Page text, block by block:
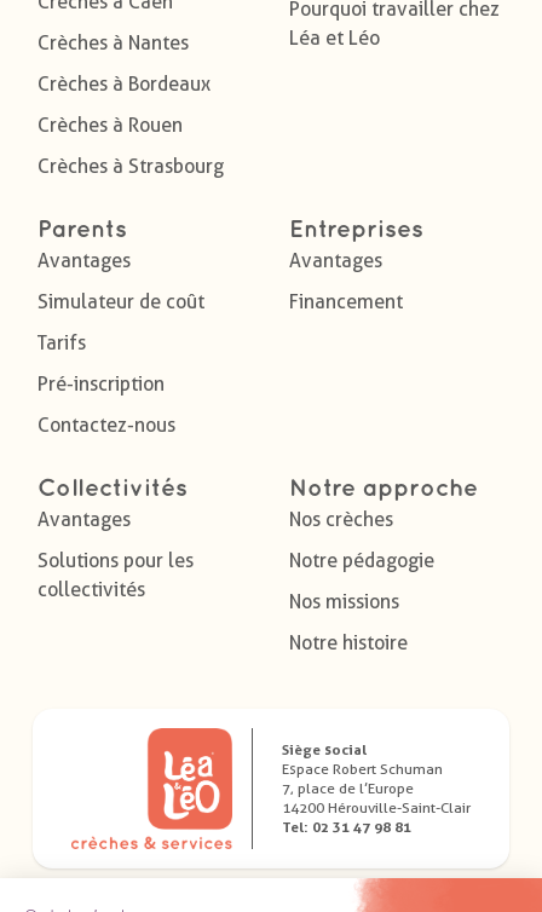
Crèches à Nantes
Crèches à Bordeaux
Crèches à Rouen
Crèches à Strasbourg
Pourquoi travailler chez
Léa et Léo
Parents
Avantages
Simulateur de coût
Tarifs
Pré-inscription
Contactez-nous
Entreprises
Avantages
Financement
Collectivités
Avantages
Solutions pour les
collectivités
Notre approche
Nos crèches
Notre pédagogie
Nos missions
Notre histoire
Siège social
Espace Robert Schuman
7, place de l’Europe
14200 Hérouville-Saint-Clair
Tel: 02 31 47 98 81